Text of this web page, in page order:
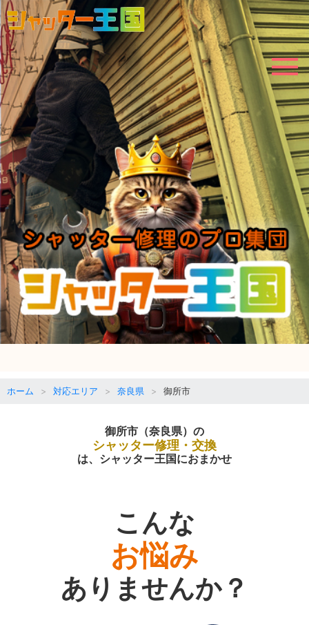
ホーム 対応エリア 奈良県 御所市
御所市（奈良県）の
シャッター修理・交換
は、シャッター王国におまかせ
こんな
お悩み
ありませんか？